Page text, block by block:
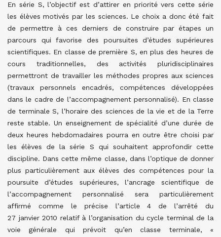
En série S, l’objectif est d’attirer en priorité vers cette série
les élèves motivés par les sciences. Le choix a donc été fait
de permettre à ces derniers de construire par étapes un
parcours qui favorise des poursuites d’études supérieures
scientifiques. En classe de première S, en plus des heures de
cours traditionnelles, des activités pluridisciplinaires
permettront de travailler les méthodes propres aux sciences
(travaux personnels encadrés, compétences développées
dans le cadre de l’accompagnement personnalisé). En classe
de terminale S, l’horaire des sciences de la vie et de la Terre
reste stable. Un enseignement de spécialité d’une durée de
deux heures hebdomadaires pourra en outre être choisi par
les élèves de la série S qui souhaitent approfondir cette
discipline. Dans cette même classe, dans l’optique de donner
plus particulièrement aux élèves des compétences pour la
poursuite d’études supérieures, l’ancrage scientifique de
l’accompagnement personnalisé sera particulièrement
affirmé comme le précise l’article 4 de l’arrêté du
27 janvier 2010 relatif à l’organisation du cycle terminal de la
voie générale qui prévoit qu’en classe terminale, «